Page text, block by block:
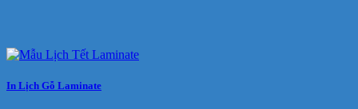
In Lịch Gỗ Laminate